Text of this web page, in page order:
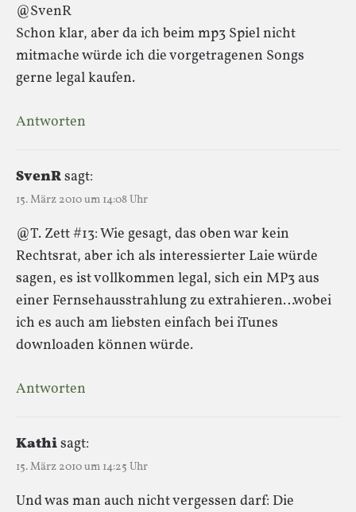
@SvenR
Schon klar, aber da ich beim mp3 Spiel nicht
mitmache würde ich die vorgetragenen Songs
gerne legal kaufen.
Antworten
SvenRsagt:
15. März 2010 um 14:08 Uhr
@T. Zett #13: Wie gesagt, das oben war kein
Rechtsrat, aber ich als interessierter Laie würde
sagen, es ist vollkommen legal, sich ein MP3 aus
einer Fernsehausstrahlung zu extrahieren…wobei
ich es auch am liebsten einfach bei iTunes
downloaden können würde.
Antworten
Kathisagt:
15. März 2010 um 14:25 Uhr
Und was man auch nicht vergessen darf: Die